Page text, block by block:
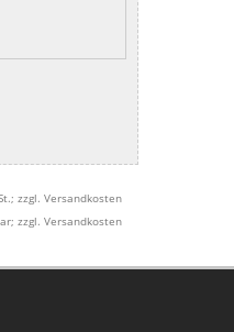
zzgl. Versandkosten
zzgl. Versandkosten